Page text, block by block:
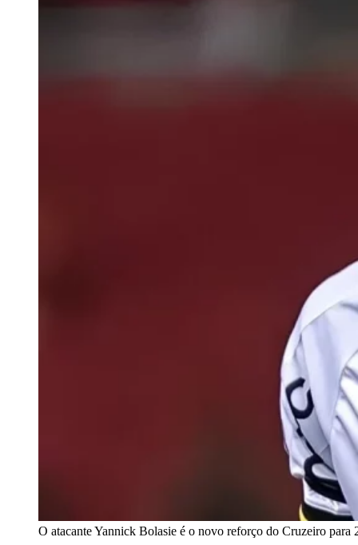
O atacante Yannick Bolasie é o novo reforço do Cruzeiro para